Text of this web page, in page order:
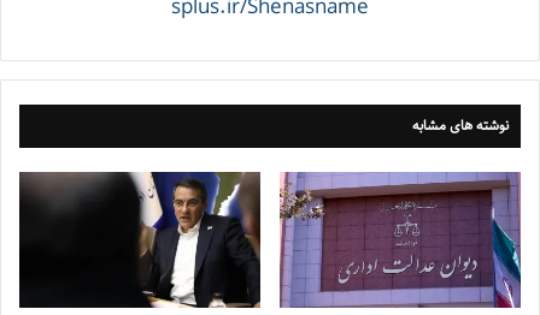
splus.ir/Shenasname
نوشته های مشابه